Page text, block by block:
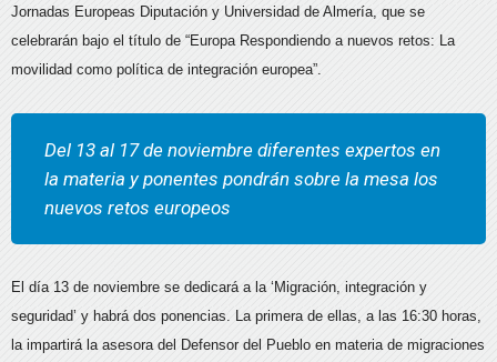
Jornadas Europeas Diputación y Universidad de Almería, que se
celebrarán bajo el título de “Europa Respondiendo a nuevos retos: La
movilidad como política de integración europea”.
Del 13 al 17 de noviembre diferentes expertos en
la materia y ponentes pondrán sobre la mesa los
nuevos retos europeos
El día 13 de noviembre se dedicará a la ‘Migración, integración y
seguridad’ y habrá dos ponencias. La primera de ellas, a las 16:30 horas,
la impartirá la asesora del Defensor del Pueblo en materia de migraciones